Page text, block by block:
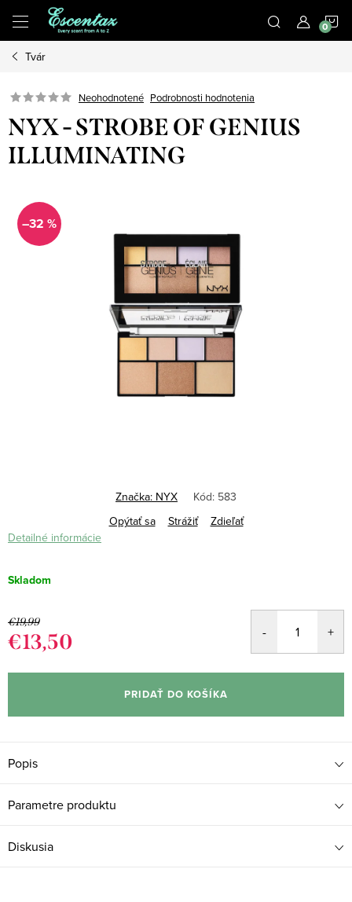
obsah
Tvár
Neohodnotené Podrobnosti hodnotenia
NYX - STROBE OF GENIUS
ILLUMINATING
–32 %
Detailné informácie
Skladom
€19,99
€13,50
cena:
PRIDAŤ DO KOŠÍKA
Značka: NYX Kód: 583
Opýtať sa
Strážiť Zdieľať
Popis
Parametre produktu
Diskusia